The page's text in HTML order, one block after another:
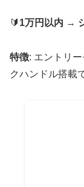
🔰 1万円以内 →
特徴: エントリ
クハンドル搭載